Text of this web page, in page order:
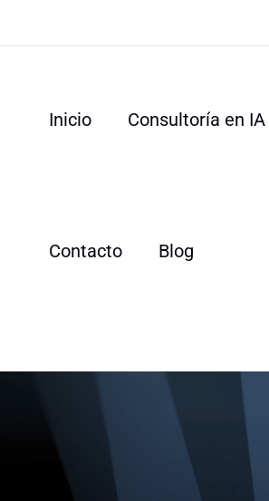
Inicio Consultoría en IA
Contacto Blog